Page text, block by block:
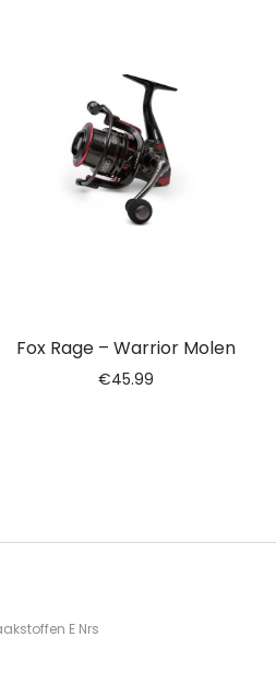
Fox Rage – Warrior Molen
€45.99
E Nrs